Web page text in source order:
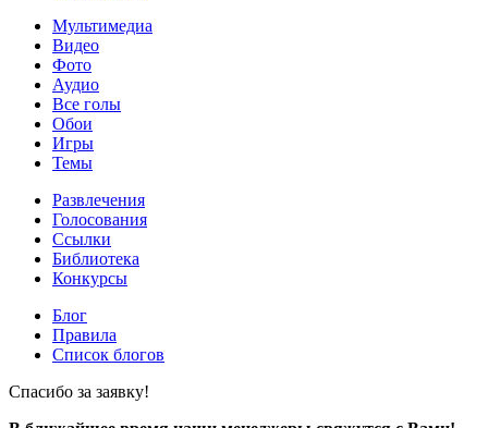
Мультимедиа
Видео
Фото
Аудио
Все голы
Обои
Игры
Темы
Развлечения
Голосования
Ссылки
Библиотека
Конкурсы
Блог
Правила
Список блогов
Спасибо за заявку!